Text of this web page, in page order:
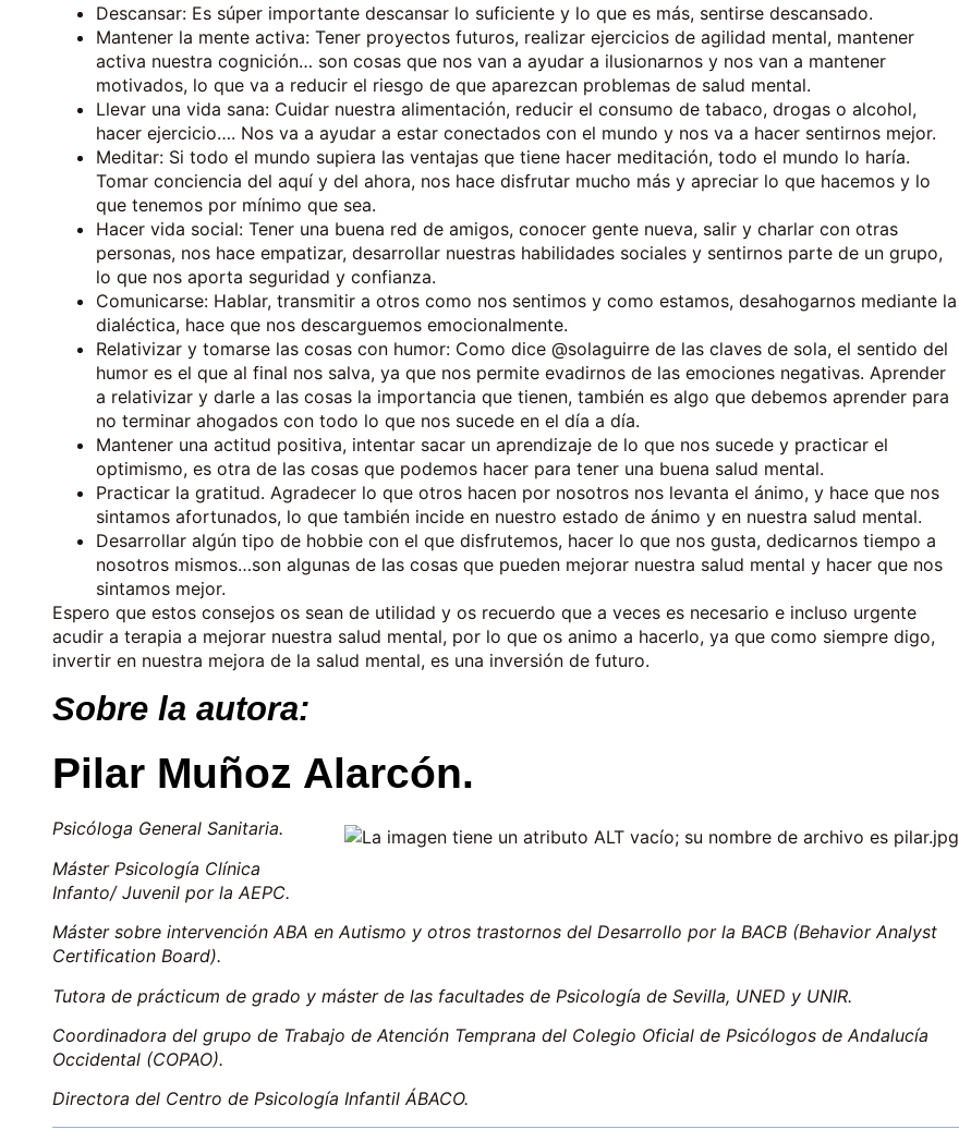
Descansar: Es súper importante descansar lo suficiente y lo que es más, sentirse descansado.
Mantener la mente activa: Tener proyectos futuros, realizar ejercicios de agilidad mental, mantener
activa nuestra cognición… son cosas que nos van a ayudar a ilusionarnos y nos van a mantener
motivados, lo que va a reducir el riesgo de que aparezcan problemas de salud mental.
Llevar una vida sana: Cuidar nuestra alimentación, reducir el consumo de tabaco, drogas o alcohol,
hacer ejercicio…. Nos va a ayudar a estar conectados con el mundo y nos va a hacer sentirnos mejor.
Meditar: Si todo el mundo supiera las ventajas que tiene hacer meditación, todo el mundo lo haría.
Tomar conciencia del aquí y del ahora, nos hace disfrutar mucho más y apreciar lo que hacemos y lo
que tenemos por mínimo que sea.
Hacer vida social: Tener una buena red de amigos, conocer gente nueva, salir y charlar con otras
personas, nos hace empatizar, desarrollar nuestras habilidades sociales y sentirnos parte de un grupo,
lo que nos aporta seguridad y confianza.
Comunicarse: Hablar, transmitir a otros como nos sentimos y como estamos, desahogarnos mediante la
dialéctica, hace que nos descarguemos emocionalmente.
Relativizar y tomarse las cosas con humor: Como dice @solaguirre de las claves de sola, el sentido del
humor es el que al final nos salva, ya que nos permite evadirnos de las emociones negativas. Aprender
a relativizar y darle a las cosas la importancia que tienen, también es algo que debemos aprender para
no terminar ahogados con todo lo que nos sucede en el día a día.
Mantener una actitud positiva, intentar sacar un aprendizaje de lo que nos sucede y practicar el
optimismo, es otra de las cosas que podemos hacer para tener una buena salud mental.
Practicar la gratitud. Agradecer lo que otros hacen por nosotros nos levanta el ánimo, y hace que nos
sintamos afortunados, lo que también incide en nuestro estado de ánimo y en nuestra salud mental.
Desarrollar algún tipo de hobbie con el que disfrutemos, hacer lo que nos gusta, dedicarnos tiempo a
nosotros mismos…son algunas de las cosas que pueden mejorar nuestra salud mental y hacer que nos
sintamos mejor.
Espero que estos consejos os sean de utilidad y os recuerdo que a veces es necesario e incluso urgente
acudir a terapia a mejorar nuestra salud mental, por lo que os animo a hacerlo, ya que como siempre digo,
invertir en nuestra mejora de la salud mental, es una inversión de futuro.
Sobre la autora:
Pilar Muñoz Alarcón.
Psicóloga General Sanitaria.
Máster Psicología Clínica
Infanto/ Juvenil por la AEPC.
Máster sobre intervención ABA en Autismo y otros trastornos del Desarrollo por la BACB (Behavior Analyst
Certification Board).
Tutora de prácticum de grado y máster de las facultades de Psicología de Sevilla, UNED y UNIR.
Coordinadora del grupo de Trabajo de Atención Temprana del Colegio Oficial de Psicólogos de Andalucía
Occidental (COPAO).
Directora del Centro de Psicología Infantil ÁBACO.